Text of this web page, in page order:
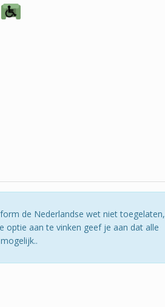
de Nederlandse wet niet toegelaten,
optie aan te vinken geef je aan dat alle